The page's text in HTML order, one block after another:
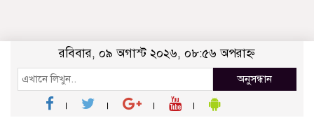
রবিবার, ০৯ অগাস্ট ২০২৬, ০৮:৫৬ অপরাহ্ন
অনুসন্ধান